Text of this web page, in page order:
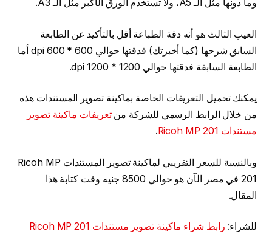
وما دونها مثل الـ A5، ولا تستخدم الورق الأكبر مثل الـ A3.
العيب الثالث هو أنه دقة الطباعة أقل بالتأكيد عن الطابعة
السابق شرحها (كما أخبرتك) فدقتها حوالي 600 * 600 dpi أما
الطابعة السابقة فدقتها حوالي 1200 * 1200 dpi.
يمكنك تحميل التعريفات الخاصة بماكينة تصوير المستندات هذه
من خلال الرابط الرسمي للشركة منتعريفات ماكينة تصوير
مستندات Ricoh MP 201
.
وبالنسبة للسعر التقريبي لماكينة تصوير المستندات Ricoh MP
201 في مصر الآن هو حوالي 8500 جنيه وقت كتابة هذا
المقال.
للشراء: رابط شراء ماكينة تصوير مستندات Ricoh MP 201